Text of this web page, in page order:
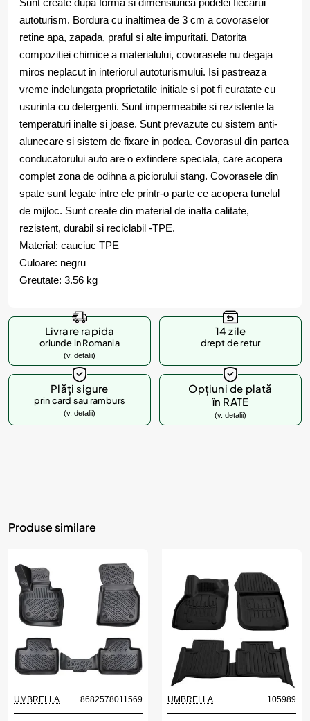
Sunt create dupa forma si dimensiunea podelei fiecarui
autoturism. Bordura cu inaltimea de 3 cm a covoraselor
retine apa, zapada, praful si alte impuritati. Datorita
compozitiei chimice a materialului, covorasele nu degaja
miros neplacut in interiorul autoturismului. Isi pastreaza
vreme indelungata proprietatile initiale si pot fi curatate cu
usurinta cu detergenti. Sunt impermeabile si rezistente la
temperaturi inalte si joase. Sunt prevazute cu sistem anti-
alunecare si sistem de fixare in podea. Covorasul din partea
conducatorului auto are o extindere speciala, care acopera
complet zona de odihna a piciorului stang. Covorasele din
spate sunt legate intre ele printr-o parte ce acopera tunelul
de mijloc. Sunt create din material de inalta calitate,
rezistent, durabil si reciclabil -TPE.
Material: cauciuc TPE
Culoare: negru
Greutate: 3.56 kg
Livrare rapida
oriunde in Romania
(v. detalii)
14 zile
drept de retur
Plăți sigure
prin card sau ramburs
(v. detalii)
Opțiuni de plată
în RATE
(v. detalii)
Produse similare
UMBRELLA 8682578011569 UMBRELLA 105989